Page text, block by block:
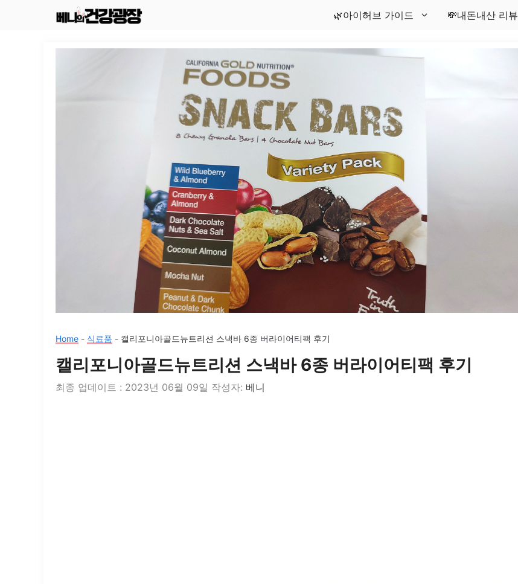
🌿아이허브 가이드 💸내돈내산 리뷰
Home - 식료품 - 캘리포니아골드뉴트리션 스낵바 6종 버라이어티팩 후기
캘리포니아골드뉴트리션 스낵바 6종 버라이어티팩 후기
2023년 06월 09일 작성자: 베니